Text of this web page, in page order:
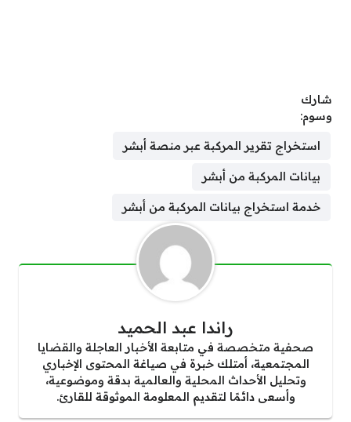
شارك
وسوم:
استخراج تقرير المركبة عبر منصة أبشر
بيانات المركبة من أبشر
خدمة استخراج بيانات المركبة من أبشر
راندا عبد الحميد
صحفية متخصصة في متابعة الأخبار العاجلة والقضايا
المجتمعية، أمتلك خبرة في صياغة المحتوى الإخباري
وتحليل الأحداث المحلية والعالمية بدقة وموضوعية،
وأسعى دائمًا لتقديم المعلومة الموثوقة للقارئ.